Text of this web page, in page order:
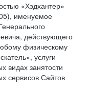
«Хэдхантер»
именуемое
действующего
физическому
услуги
видах занятости
сервисов Сайтов